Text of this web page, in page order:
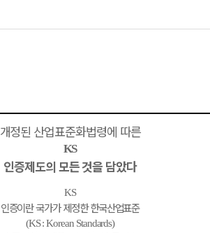
개정된 산업표준화법령에 따른
KS
인증제도의 모든 것을 담았다
KS
인증이란 국가가 제정한 한국산업표준
(KS : Korean Standards)